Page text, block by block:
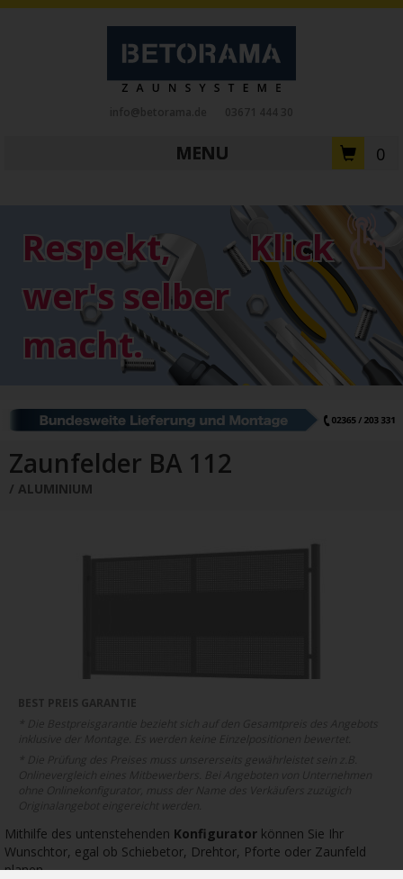
MENU 0
Schiebetore Drehtore Pforten Zaunfelder
Antriebe
Referenzen
Downloads Zubehör
Tore
ALUMINIUM
Schiebetore Industrie
Download
Industrie Zaunsysteme
Referenzen
Klick
Respekt,
wer's selber
macht.
Zaunfelder BA 112
ALUMINIUM
BEST PREIS GARANTIE
inklusive der Montage. Es werden keine Einzelpositionen bewertet.
* Die Prüfung des Preises muss unsererseits gewährleistet sein z.B.
Onlinevergleich eines Mitbewerbers. Bei Angeboten von Unternehmen
Originalangebot eingereicht werden.
Mithilfe des untenstehenden Konfigurator können Sie Ihr
Wunschtor, egal ob Schiebetor, Drehtor, Pforte oder Zaunfeld
planen.